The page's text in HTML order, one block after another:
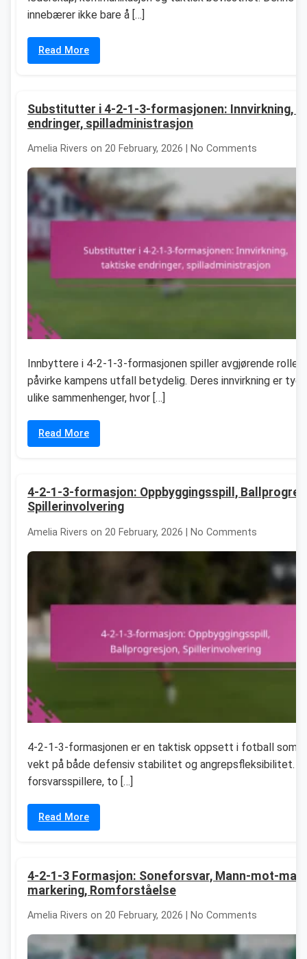
innebærer ikke bare å […]
Read More
Substitutter i 4-2-1-3-formasjonen: Innvirkning,
endringer, spilladministrasjon
Amelia Rivers on 20 February, 2026 | No Comments
Innbyttere i 4-2-1-3-formasjonen spiller avgjørende roller
påvirke kampens utfall betydelig. Deres innvirkning er
ulike sammenhenger, hvor […]
Read More
4-2-1-3-formasjon: Oppbyggingsspill,
Spillerinvolvering
Amelia Rivers on 20 February, 2026 | No Comments
4-2-1-3-formasjonen er en taktisk oppsett i fotball som
vekt på både defensiv stabilitet og angrepsfleksibilitet.
forsvarsspillere, to […]
Read More
4-2-1-3 Formasjon: Soneforsvar, Mann-mot-
markering, Romforståelse
Amelia Rivers on 20 February, 2026 | No Comments